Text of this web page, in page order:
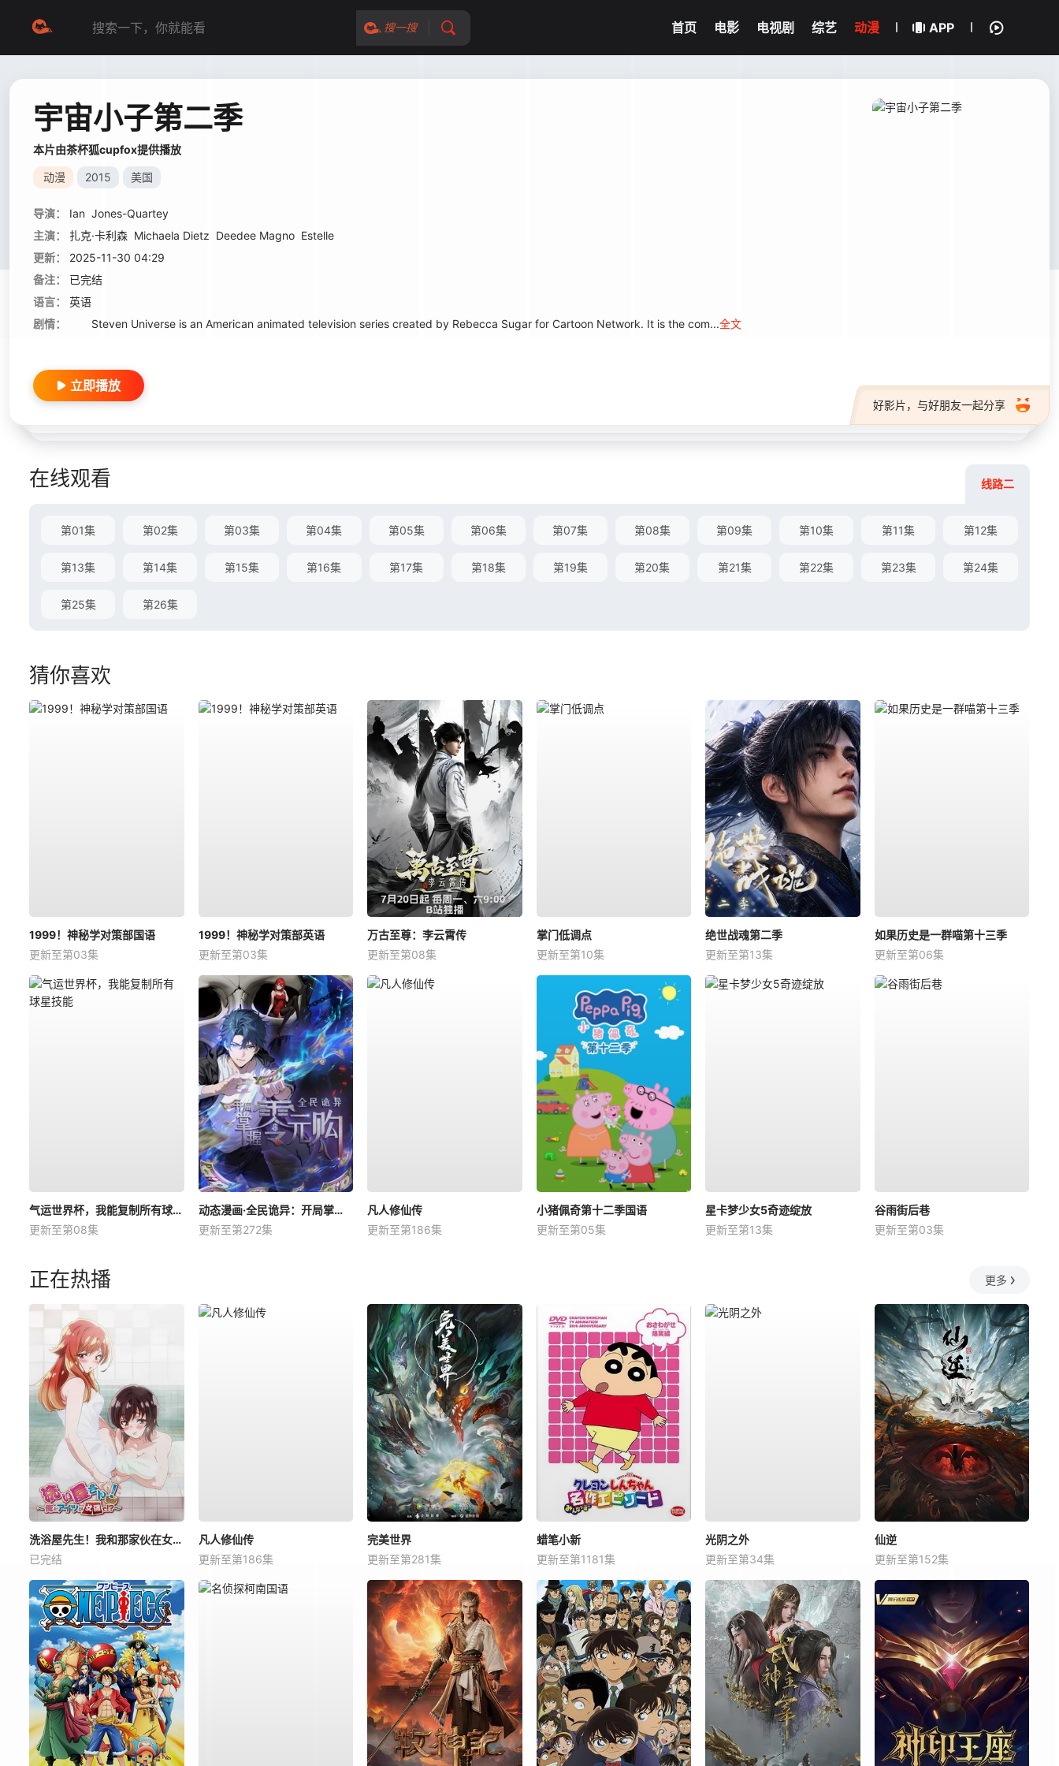
搜一搜 首页 电影 电视剧 综艺 动漫 APP
宇宙小子第二季
本片由茶杯狐cupfox提供播放
动漫 2015 美国
导演： Ian Jones-Quartey
主演：
扎克·卡利森 Michaela Dietz Deedee Magno Estelle
更新：
2025-11-30 04:29
备注：
已完结
语言：
英语
剧情：
Steven Universe is an American animated television series created by Rebecca Sugar for Cartoon Network. It is the com...全文
好影片，与好朋友一起分享
立即播放
在线观看 线路二
第01集 第02集 第03集 第04集 第05集 第06集 第07集 第08集 第09集 第10集 第11集 第12集
第13集 第14集 第15集 第16集 第17集 第18集 第19集 第20集 第21集 第22集 第23集 第24集
第25集 第26集
猜你喜欢
1999！神秘学对策部国语
更新至第03集
1999！神秘学对策部英语
更新至第03集
万古至尊：李云霄传
更新至第08集
掌门低调点
更新至第10集
绝世战魂第二季
更新至第13集
如果历史是一群喵第十三季
更新至第06集
气运世界杯，我能复制所有球星技能
更新至第08集
动态漫画·全民诡异：开局掌握零元购
更新至第272集
凡人修仙传
更新至第186集
小猪佩奇第十二季国语
更新至第05集
星卡梦少女5奇迹绽放
更新至第13集
谷雨街后巷
更新至第03集
正在热播 更多
洗浴屋先生！我和那家伙在女浴池！？
已完结
凡人修仙传
更新至第186集
完美世界
更新至第281集
蜡笔小新
更新至第1181集
光阴之外
更新至第34集
仙逆
更新至第152集